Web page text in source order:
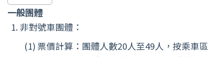
一般團體
非對號車團體：
票價計算：團體人數20人至49人，按乘車區